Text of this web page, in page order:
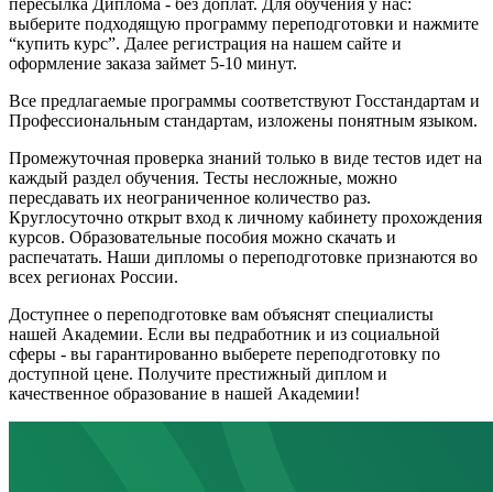
пересылка Диплома - без доплат. Для обучения у нас:
выберите подходящую программу переподготовки и нажмите
“купить курс”. Далее регистрация на нашем сайте и
оформление заказа займет 5-10 минут.
Все предлагаемые программы соответствуют Госстандартам и
Профессиональным стандартам, изложены понятным языком.
Промежуточная проверка знаний только в виде тестов идет на
каждый раздел обучения. Тесты несложные, можно
пересдавать их неограниченное количество раз.
Круглосуточно открыт вход к личному кабинету прохождения
курсов. Образовательные пособия можно скачать и
распечатать. Наши дипломы о переподготовке признаются во
всех регионах России.
Доступнее о переподготовке вам объяснят специалисты
нашей Академии. Если вы педработник и из социальной
сферы - вы гарантированно выберете переподготовку по
доступной цене. Получите престижный диплом и
качественное образование в нашей Академии!